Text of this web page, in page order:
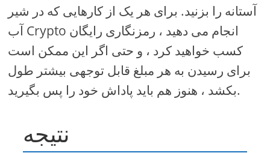
آستانه را بزنید. برای هر یک از کارهایی که در شیر
آب Crypto انجام می دهید ، رمزنگاری رایگان
کسب خواهید کرد ، و حتی اگر این ممکن است
برای رسیدن به هر مبلغ قابل توجهی بیشتر طول
بکشد ، هنوز هم باید پاداش خود را پس بگیرید.
نتیجه